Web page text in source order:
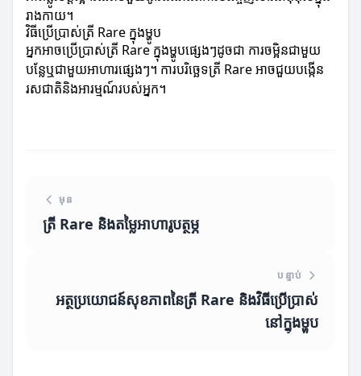
រាងកាយ។
វិធីប្រើប្រាស់ត្រី Rare ក្នុងម្ហូប
អ្នកអាចប្រើប្រាស់ត្រី Rare ក្នុងម្ហូបផ្សេងៗដូចជា ការចម្អិនជាមួយ
បន្លែឬជាមួយអាហារផ្សេងៗ។ ការបរិច្ឆេទត្រី Rare អាចជួយបង្កើន
រសជាតិនិងអារម្មណ៍របស់អ្នក។
មុន
ត្រី Rare និងតម្លៃអាហារូបត្ថម្ភ
បន្ទាប់
អត្ថប្រយោជន៍សុខភាពនៃត្រី Rare និងវិធីប្រើប្រាស់
នៅក្នុងម្ហូប